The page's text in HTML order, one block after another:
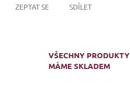
ZEPTAT SE SDÍLET
VŠECHNY PRODUKTY
MÁME SKLADEM